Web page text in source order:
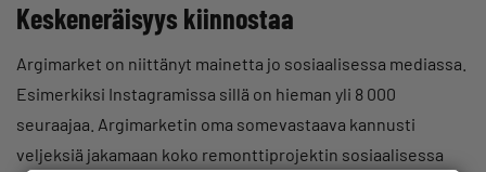
Keskeneräisyys kiinnostaa
Argimarket on niittänyt mainetta jo sosiaalisessa mediassa.
Esimerkiksi Instagramissa sillä on hieman yli 8 000
seuraajaa. Argimarketin oma somevastaava kannusti
veljeksiä jakamaan koko remonttiprojektin sosiaalisessa